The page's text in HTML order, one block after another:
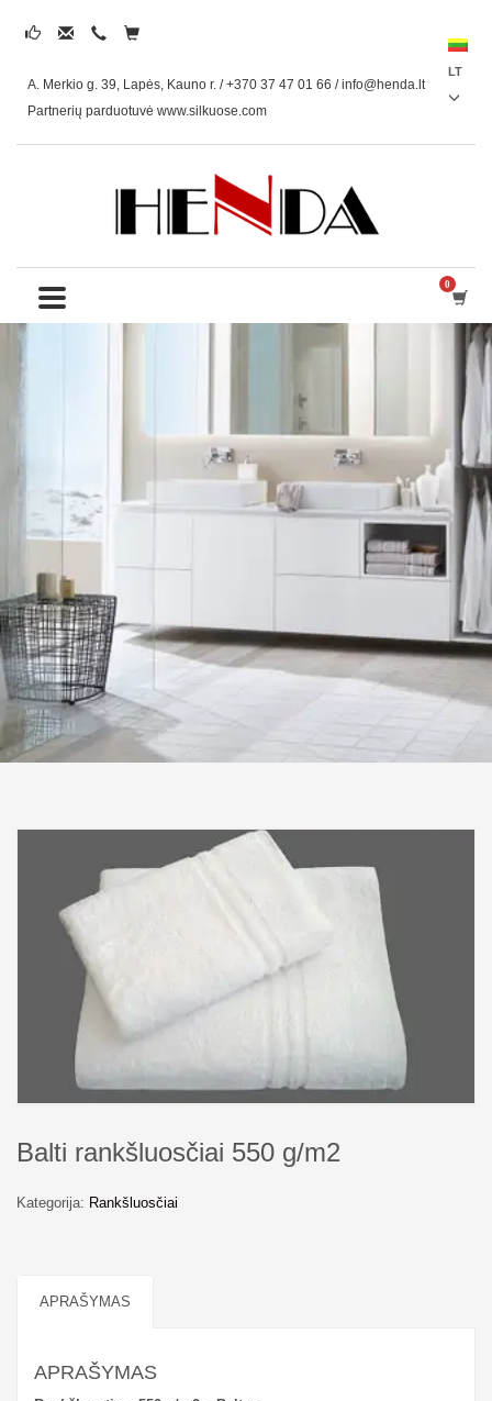
A. Merkio g. 39, Lapės, Kauno r. / +370 37 47 01 66 /info@henda.lt
Partnerių parduotuvė www.silkuose.com
LT
Balti rankšluosčiai 550 g/m2
Kategorija: Rankšluosčiai
APRAŠYMAS
APRAŠYMAS